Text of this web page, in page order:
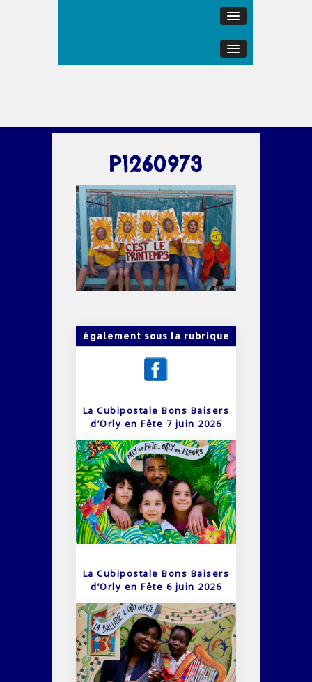
P1260973
également sous la rubrique
La Cubipostale Bons Baisers
d’Orly en Fête 7 juin 2026
La Cubipostale Bons Baisers
d’Orly en Fête 6 juin 2026